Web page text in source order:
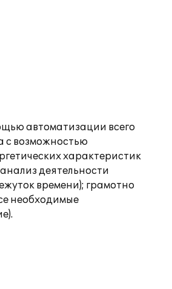
автоматизации всего
с возможностью
характеристик
деятельности
времени); грамотно
необходимые